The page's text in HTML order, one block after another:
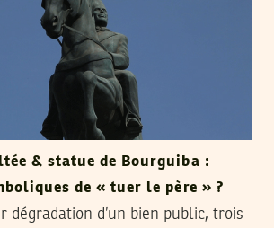
& statue de Bourguiba :
de « tuer le père » ?
dégradation d’un bien public, trois